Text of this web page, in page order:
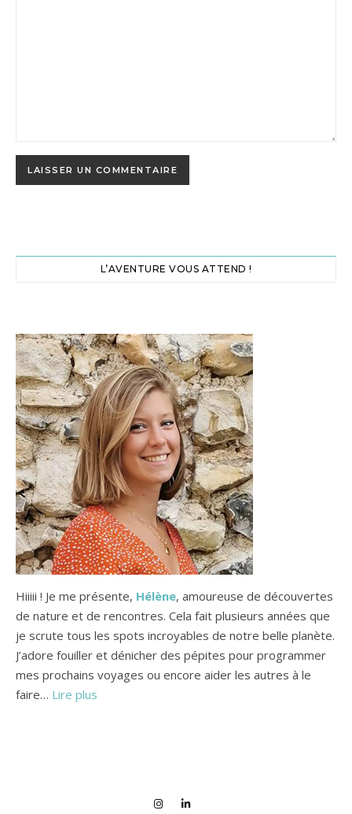
L’AVENTURE VOUS ATTEND !
Hiiiii ! Je me présente, Hélène, amoureuse de découvertes
de nature et de rencontres. Cela fait plusieurs années que
je scrute tous les spots incroyables de notre belle planète.
J’adore fouiller et dénicher des pépites pour programmer
mes prochains voyages ou encore aider les autres à le
faire… Lire plus